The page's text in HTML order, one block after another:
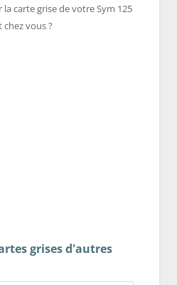
carte grise de votre Sym 125
vous ?
grises d'autres